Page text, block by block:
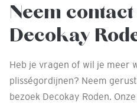
Neem
Decokay
Heb je vragen of wil je meer
plisségordijnen? Neem
bezoek Decokay Roden.